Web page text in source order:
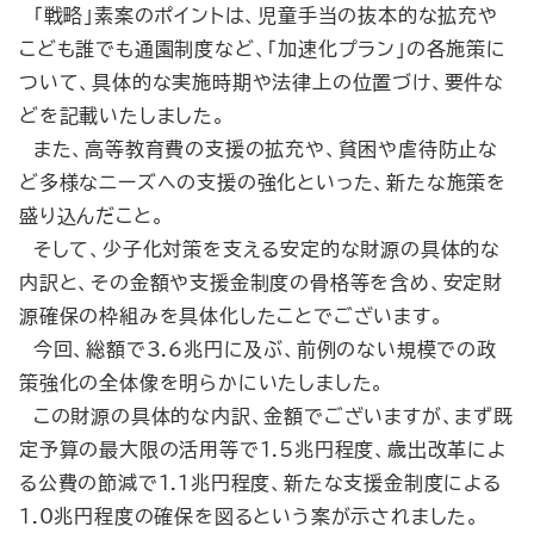
「戦略」素案のポイントは、児童手当の抜本的な拡充や
こども誰でも通園制度など、「加速化プラン」の各施策に
ついて、具体的な実施時期や法律上の位置づけ、要件な
どを記載いたしました。
また、高等教育費の支援の拡充や、貧困や虐待防止な
ど多様なニーズへの支援の強化といった、新たな施策を
盛り込んだこと。
そして、少子化対策を支える安定的な財源の具体的な
内訳と、その金額や支援金制度の骨格等を含め、安定財
源確保の枠組みを具体化したことでございます。
今回、総額で3.6兆円に及ぶ、前例のない規模での政
策強化の全体像を明らかにいたしました。
この財源の具体的な内訳、金額でございますが、まず既
定予算の最大限の活用等で1.5兆円程度、歳出改革によ
る公費の節減で1.1兆円程度、新たな支援金制度による
1.0兆円程度の確保を図るという案が示されました。